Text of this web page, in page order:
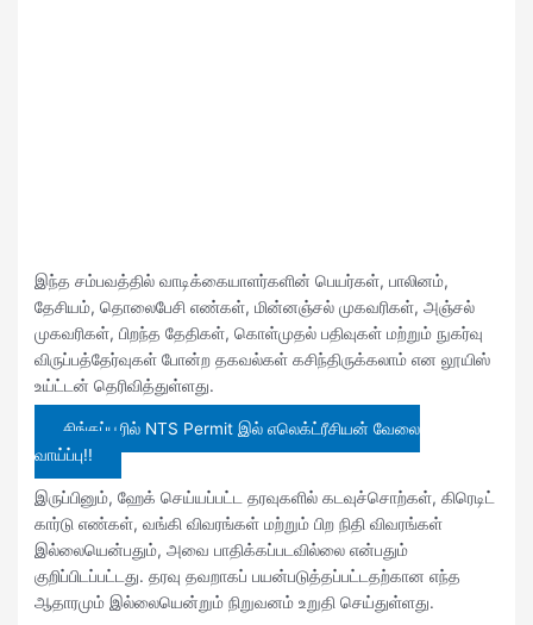
இந்த சம்பவத்தில் வாடிக்கையாளர்களின் பெயர்கள், பாலினம்,
தேசியம், தொலைபேசி எண்கள், மின்னஞ்சல் முகவரிகள், அஞ்சல்
முகவரிகள், பிறந்த தேதிகள், கொள்முதல் பதிவுகள் மற்றும் நுகர்வு
விருப்பத்தேர்வுகள் போன்ற தகவல்கள் கசிந்திருக்கலாம் என லூயிஸ்
உய்ட்டன் தெரிவித்துள்ளது.
சிங்கப்பூரில் NTS Permit இல் எலெக்ட்ரீசியன் வேலை
வாய்ப்பு!!
இருப்பினும், ஹேக் செய்யப்பட்ட தரவுகளில் கடவுச்சொற்கள், கிரெடிட்
கார்டு எண்கள், வங்கி விவரங்கள் மற்றும் பிற நிதி விவரங்கள்
இல்லையென்பதும், அவை பாதிக்கப்படவில்லை என்பதும்
குறிப்பிடப்பட்டது. தரவு தவறாகப் பயன்படுத்தப்பட்டதற்கான எந்த
ஆதாரமும் இல்லையென்றும் நிறுவனம் உறுதி செய்துள்ளது.